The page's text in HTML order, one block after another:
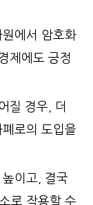
에서 암호화
제에도 긍정
질 경우, 더
로의 도입을
이고, 결국
로 작용할 수